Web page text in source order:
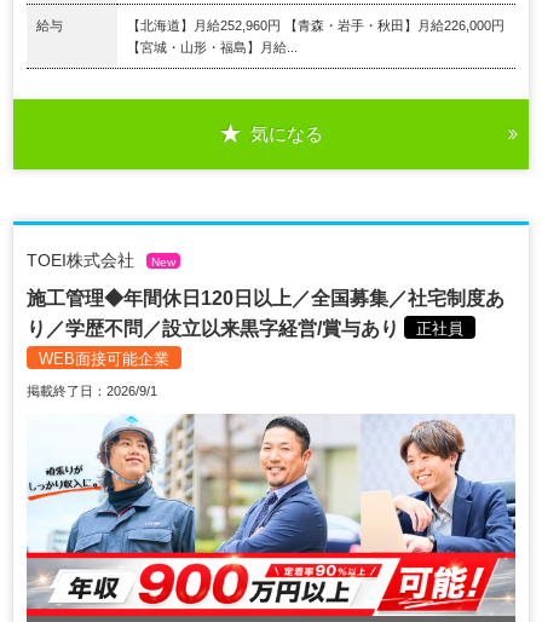
給与
【北海道】月給252,960円 【青森・岩手・秋田】月給226,000円
【宮城・山形・福島】月給...
気になる
TOEI株式会社 New
施工管理◆年間休日120日以上／全国募集／社宅制度あ
り／学歴不問／設立以来黒字経営/賞与あり
正社員
WEB面接可能企業
掲載終了日：2026/9/1